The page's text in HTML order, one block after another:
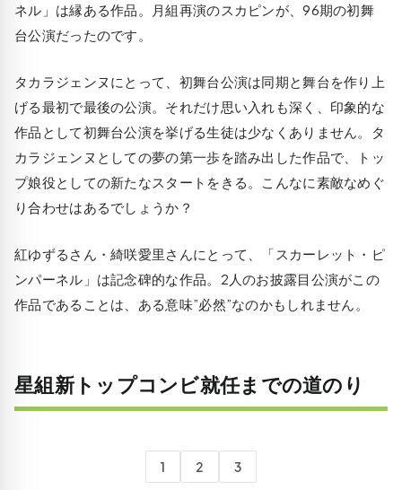
ネル」は縁ある作品。月組再演のスカピンが、96期の初舞
台公演だったのです。
タカラジェンヌにとって、初舞台公演は同期と舞台を作り上
げる最初で最後の公演。それだけ思い入れも深く、印象的な
作品として初舞台公演を挙げる生徒は少なくありません。タ
カラジェンヌとしての夢の第一歩を踏み出した作品で、トッ
プ娘役としての新たなスタートをきる。こんなに素敵なめぐ
り合わせはあるでしょうか？
紅ゆずるさん・綺咲愛里さんにとって、「スカーレット・ピ
ンパーネル」は記念碑的な作品。2人のお披露目公演がこの
作品であることは、ある意味”必然”なのかもしれません。
星組新トップコンビ就任までの道のり
1 2 3